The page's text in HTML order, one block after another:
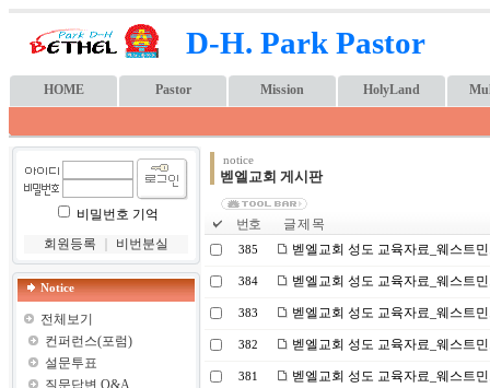
D-H. Park Pastor
HOME Pastor Mission HolyLand
비밀번호 기억
회원등록
비번분실
Notice
전체보기
컨퍼런스(포럼)
설문투표
질문답변 Q&A
notice
벧엘교회 게시판
번호 글 제 목
385 벧엘교회 성도 교육자료_웨스트
384 벧엘교회 성도 교육자료_웨스트
383 벧엘교회 성도 교육자료_웨스트
382 벧엘교회 성도 교육자료_웨스트
381 벧엘교회 성도 교육자료_웨스트